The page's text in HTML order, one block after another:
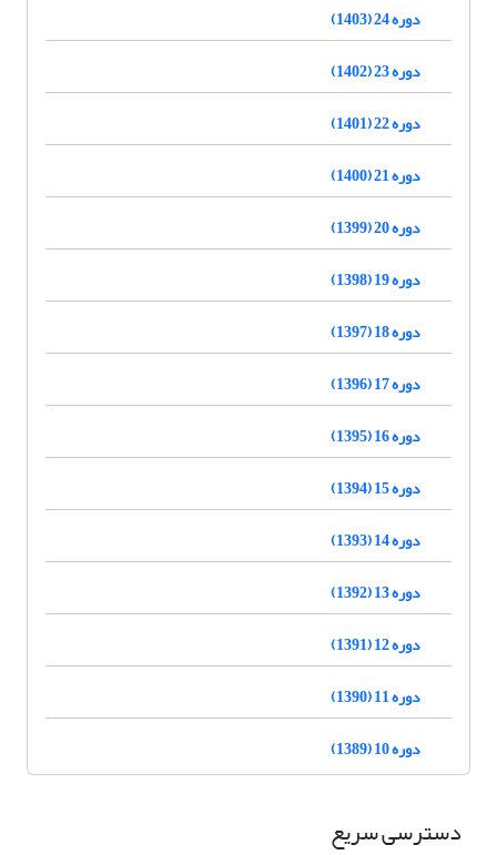
دوره 24 (1403)
دوره 23 (1402)
دوره 22 (1401)
دوره 21 (1400)
دوره 20 (1399)
دوره 19 (1398)
دوره 18 (1397)
دوره 17 (1396)
دوره 16 (1395)
دوره 15 (1394)
دوره 14 (1393)
دوره 13 (1392)
دوره 12 (1391)
دوره 11 (1390)
دوره 10 (1389)
دسترسی سریع